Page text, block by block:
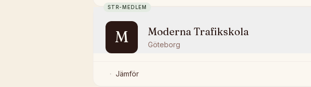
STR-MEDLEM
M Moderna Trafikskola
Göteborg
Jämför